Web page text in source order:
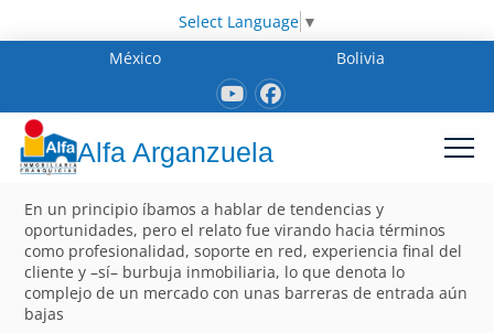
Select Language ▼
México
Bolivia
Alfa Arganzuela
En un principio íbamos a hablar de tendencias y
oportunidades, pero el relato fue virando hacia términos
como profesionalidad, soporte en red, experiencia final del
cliente y –sí– burbuja inmobiliaria, lo que denota lo
complejo de un mercado con unas barreras de entrada aún
bajas